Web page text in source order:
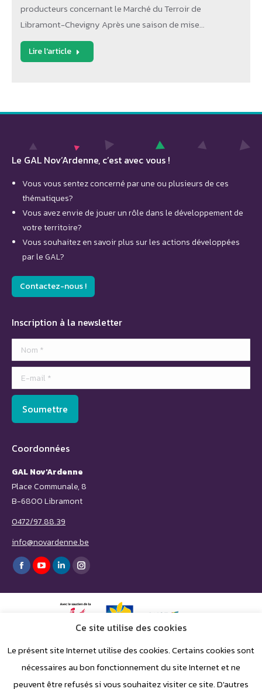
producteurs concernant le Marché du Terroir de
Libramont-Chevigny Après une saison de mise…
Lire l'article
Le GAL Nov’Ardenne, c’est avec vous !
Vous vous sentez concerné par une ou plusieurs de ces
thématiques?
Vous avez envie de jouer un rôle dans le développement de
votre territoire?
Vous souhaitez en savoir plus sur les actions développées
par le GAL?
Contactez-nous !
Inscription à la newsletter
Nom *
E-mail *
Soumettre
Coordonnées
GAL Nov'Ardenne
Place Communale, 8
B-6800 Libramont
0472/97.88.39
info@novardenne.be
Trouvez nous sur :
Facebook
page
YouTube
page
opens
LinkedIn
page
opens
Instagram
page
opens
in
Ce site utilise des cookies
Le présent site Internet utilise des cookies. Certains cookies sont
nécessaires au bon fonctionnement du site Internet et ne
peuvent être refusés si vous souhaitez visiter ce site. D'autres